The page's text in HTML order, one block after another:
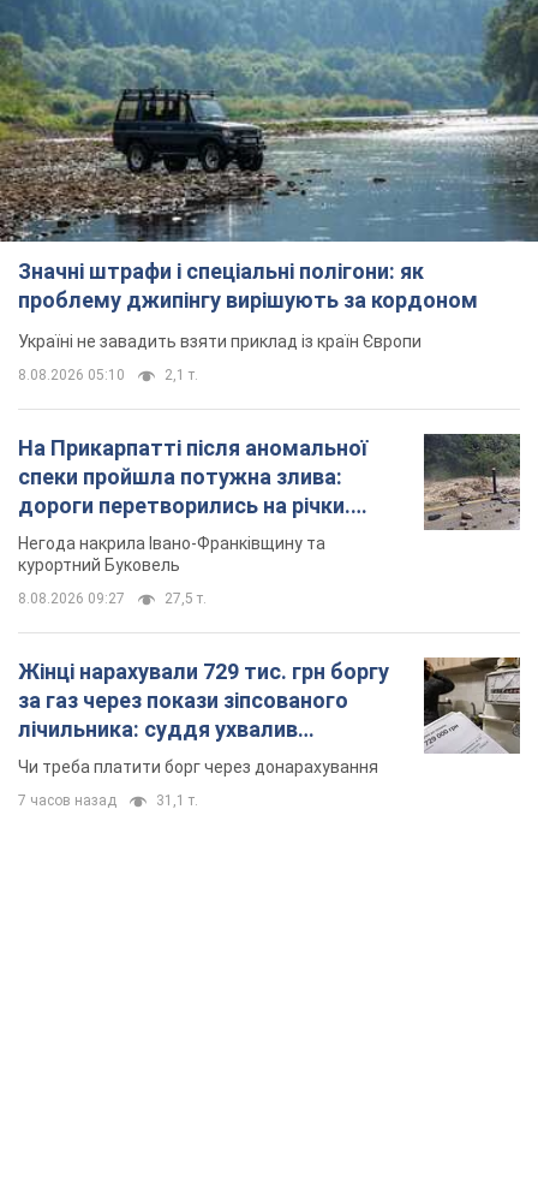
Значні штрафи і спеціальні полігони: як
проблему джипінгу вирішують за кордоном
Україні не завадить взяти приклад із країн Європи
8.08.2026 05:10 2,1 т.
На Прикарпатті після аномальної
спеки пройшла потужна злива:
дороги перетворились на річки.
Відео
Негода накрила Івано-Франківщину та
курортний Буковель
8.08.2026 09:27 27,5 т.
Жінці нарахували 729 тис. грн боргу
за газ через покази зіпсованого
лічильника: суддя ухвалив
неочікуване рішення
Чи треба платити борг через донарахування
7 часов назад 31,1 т.